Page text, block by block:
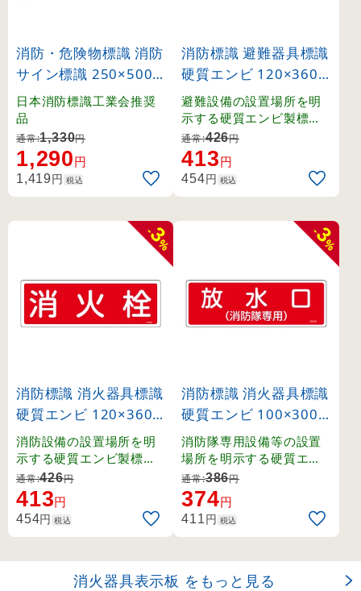
消防・危険物標識 消防
サイン標識 250×500
mm 禁煙・火気厳禁・
危険物品持込み厳禁 (5
9104)
日本消防標識工業会推奨
品
通常:1,330円
1,290円
1,419円 税込
消防標識 避難器具標識
硬質エンビ 120×360
mm 避難器具設置場所
(66405)
避難設備の設置場所を明
示する硬質エンビ製標識
。
通常:426円
413円
454円 税込
-
3
%
消防標識 消火器具標識
硬質エンビ 120×360
mm 消火栓 (66201)
消防設備の設置場所を明
示する硬質エンビ製標識
。
通常:426円
413円
454円 税込
-
3
%
消防標識 消火器具標識
硬質エンビ 100×300
mm 放水口(消防隊専
用) (66101)
消防隊専用設備等の設置
場所を明示する硬質エン
ビ製標識。
通常:386円
374円
411円 税込
消火器具表示板 をもっと見る